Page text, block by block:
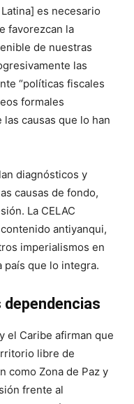
es necesario
favorezcan la
de nuestras
las
“políticas fiscales
formales
causas que lo han
diagnósticos y
causas de fondo,
La CELAC
antiyanqui,
imperialismos en
país que lo integra.
dependencias
el Caribe afirman que
libre de
como Zona de Paz y
frente al